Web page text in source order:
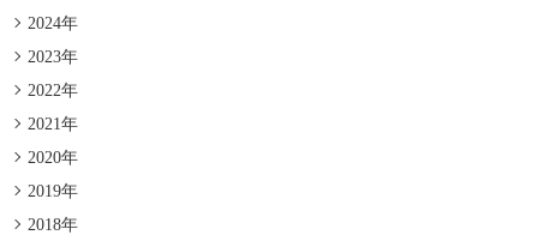
2024年
2023年
2022年
2021年
2020年
2019年
2018年